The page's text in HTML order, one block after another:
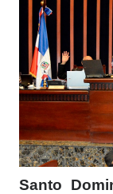
Santo